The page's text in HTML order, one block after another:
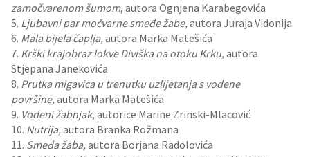
zamočvarenom šumom, autora Ognjena Karabegovića
5. Ljubavni par močvarne smeđe žabe,autora Juraja Vidonija
6. Mala bijela čaplja,autora Marka Matešića
7. Krški krajobraz lokve Diviška na otoku Krku,autora
Stjepana Janekovića
8. Prutka migavica u trenutku uzlijetanja s vodene
površine,autora Marka Matešića
9. Vodeni žabnjak, autorice Marine Zrinski-Mlacović
10. Nutrija,autora Branka Rožmana
11. Smeđa žaba,autora Borjana Radolovića